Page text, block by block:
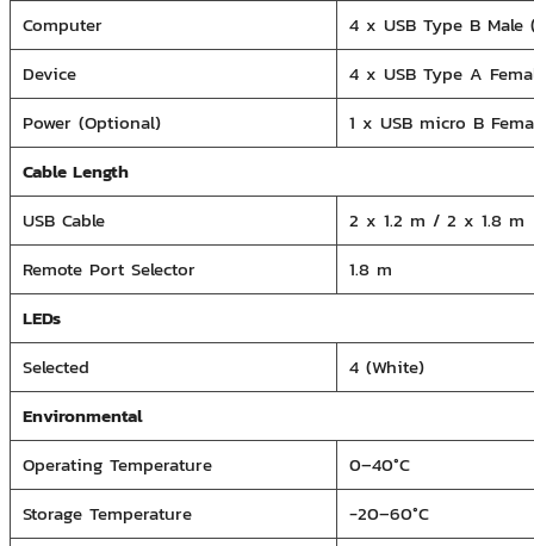
Computer 4 x USB Type B Male
Device
4 x USB Type A
Power (Optional)
1 x USB micro B
Cable Length
USB Cable
2 x 1.2 m / 2 x 1.8 m
Remote Port Selector
1.8 m
LEDs
Selected
4 (White)
Environmental
Operating Temperature
0–40°C
Storage Temperature
-20–60°C